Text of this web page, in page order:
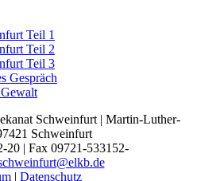
Teil 1
Teil 2
Teil 3
Gespräch
Schweinfurt | Martin-Luther-
Schweinfurt
20 | Fax 09721-533152-
| Datenschutz